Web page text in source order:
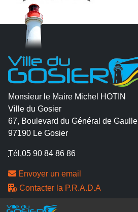
Monsieur le Maire Michel HOTIN
Ville du Gosier
67, Boulevard du Général de Gaulle
97190 Le Gosier
Tél.05 90 84 86 86
Envoyer un email
Contacter la P.R.A.D.A